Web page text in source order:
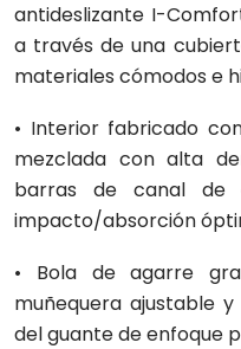
antideslizante I-
a través de una
materiales cómodos e
• Interior fabricado
mezclada con alta
barras de canal de
impacto/absorción
• Bola de agarre
muñequera ajustable
del guante de enfoque